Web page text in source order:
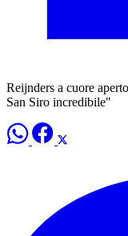
Reijnders a cuore
San Siro incredibile"